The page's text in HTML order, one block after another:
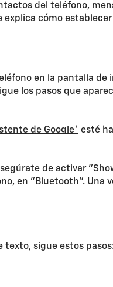
del teléfono,
cómo
en la pantalla de
los pasos que
de Google* esté
de activar
en "Bluetooth". Una
texto, sigue estos